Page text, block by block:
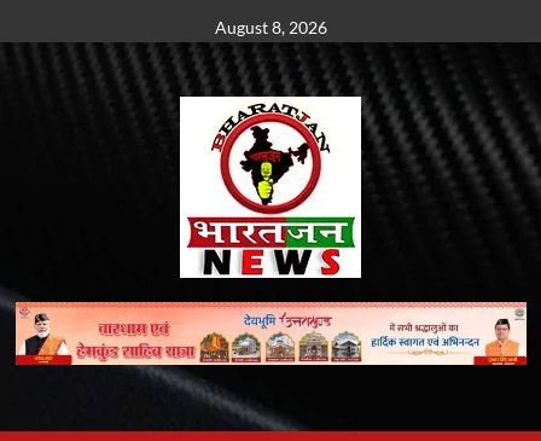
to
August 8, 2026